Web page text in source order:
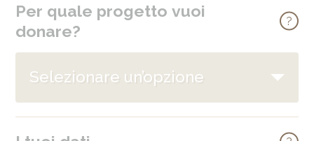
Per quale progetto vuoi
donare?
info